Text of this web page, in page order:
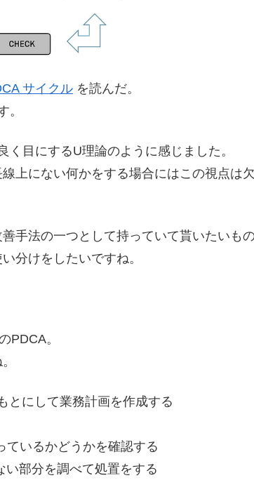
サイクル を読んだ。
。
目にするU理論のように感じました。
上にない何かをする場合にはこの視点は
手法の一つとして持っていて貰いたいもの
分けをしたいですね。
PDCA。
とにして業務計画を作成する
ているかどうかを確認する
部分を調べて処置をする